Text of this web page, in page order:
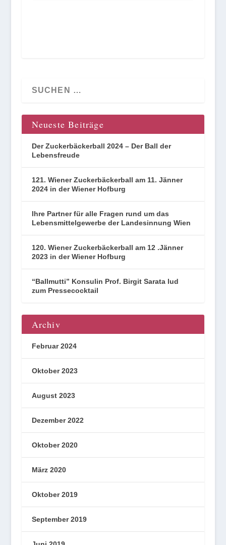
Neueste Beiträge
Der Zuckerbäckerball 2024 – Der Ball der
Lebensfreude
121. Wiener Zuckerbäckerball am 11. Jänner
2024 in der Wiener Hofburg
Ihre Partner für alle Fragen rund um das
Lebensmittelgewerbe der Landesinnung Wien
120. Wiener Zuckerbäckerball am 12 .Jänner
2023 in der Wiener Hofburg
“Ballmutti” Konsulin Prof. Birgit Sarata lud
zum Pressecocktail
Archiv
Februar 2024
Oktober 2023
August 2023
Dezember 2022
Oktober 2020
März 2020
Oktober 2019
September 2019